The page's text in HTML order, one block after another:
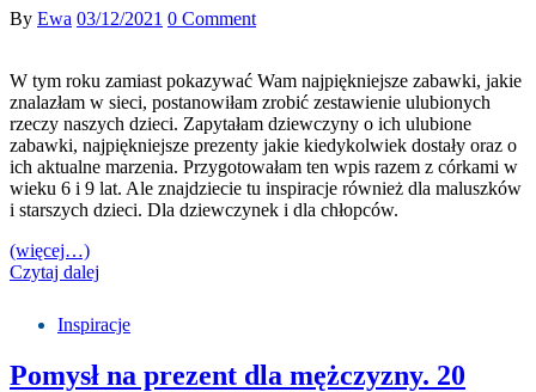
By Ewa 03/12/2021 0 Comment
W tym roku zamiast pokazywać Wam najpiękniejsze zabawki, jakie
znalazłam w sieci, postanowiłam zrobić zestawienie ulubionych
rzeczy naszych dzieci. Zapytałam dziewczyny o ich ulubione
zabawki, najpiękniejsze prezenty jakie kiedykolwiek dostały oraz o
ich aktualne marzenia. Przygotowałam ten wpis razem z córkami w
wieku 6 i 9 lat. Ale znajdziecie tu inspiracje również dla maluszków
i starszych dzieci. Dla dziewczynek i dla chłopców.
(więcej…)
Czytaj dalej
Inspiracje
Pomysł na prezent dla mężczyzny. 20